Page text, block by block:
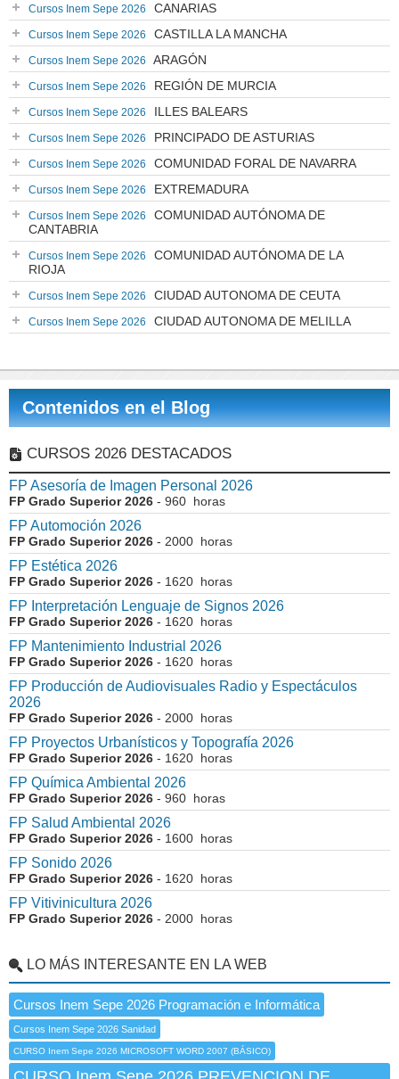
Cursos Inem Sepe 2026 CANARIAS
Cursos Inem Sepe 2026 CASTILLA LA MANCHA
Cursos Inem Sepe 2026 ARAGÓN
Cursos Inem Sepe 2026 REGIÓN DE MURCIA
Cursos Inem Sepe 2026 ILLES BALEARS
Cursos Inem Sepe 2026 PRINCIPADO DE ASTURIAS
Cursos Inem Sepe 2026 COMUNIDAD FORAL DE NAVARRA
Cursos Inem Sepe 2026 EXTREMADURA
Cursos Inem Sepe 2026
COMUNIDAD AUTÓNOMA DE
CANTABRIA
Cursos Inem Sepe 2026
COMUNIDAD AUTÓNOMA DE LA
RIOJA
Cursos Inem Sepe 2026 CIUDAD AUTONOMA DE CEUTA
Cursos Inem Sepe 2026 CIUDAD AUTONOMA DE MELILLA
Contenidos en el Blog
CURSOS 2026 DESTACADOS
FP Asesoría de Imagen Personal 2026
FP Grado Superior 2026 - 960 horas
FP Automoción 2026
FP Grado Superior 2026 - 2000 horas
FP Estética 2026
FP Grado Superior 2026 - 1620 horas
FP Interpretación Lenguaje de Signos 2026
FP Grado Superior 2026 - 1620 horas
FP Mantenimiento Industrial 2026
FP Grado Superior 2026 - 1620 horas
FP Producción de Audiovisuales Radio y Espectáculos
2026
FP Grado Superior 2026 - 2000 horas
FP Proyectos Urbanísticos y Topografía 2026
FP Grado Superior 2026 - 1620 horas
FP Química Ambiental 2026
FP Grado Superior 2026 - 960 horas
FP Salud Ambiental 2026
FP Grado Superior 2026 - 1600 horas
FP Sonido 2026
FP Grado Superior 2026 - 1620 horas
FP Vitivinicultura 2026
FP Grado Superior 2026 - 2000 horas
LO MÁS INTERESANTE EN LA WEB
Cursos Inem Sepe 2026 Programación e Informática
Cursos Inem Sepe 2026 Sanidad
CURSO Inem Sepe 2026 MICROSOFT WORD 2007 (BÁSICO)